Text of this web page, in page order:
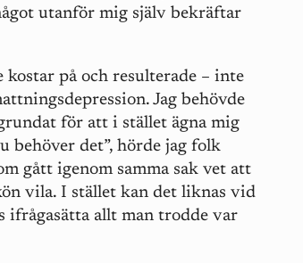
utanför mig själv bekräftar
på och resulterade – inte
Jag behövde
för att i stället ägna mig
behöver det”, hörde jag folk
gått igenom samma sak vet att
vila. I stället kan det liknas vid
allt man trodde var